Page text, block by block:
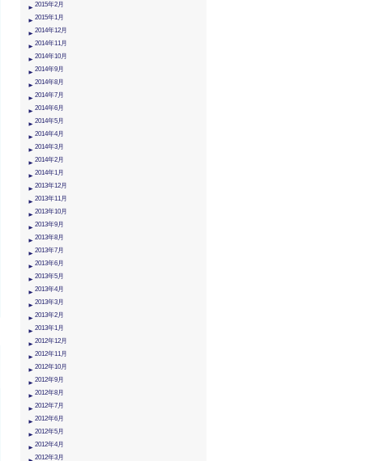
2015年2月
2015年1月
2014年12月
2014年11月
2014年10月
2014年9月
2014年8月
2014年7月
2014年6月
2014年5月
2014年4月
2014年3月
2014年2月
2014年1月
2013年12月
2013年11月
2013年10月
2013年9月
2013年8月
2013年7月
2013年6月
2013年5月
2013年4月
2013年3月
2013年2月
2013年1月
2012年12月
2012年11月
2012年10月
2012年9月
2012年8月
2012年7月
2012年6月
2012年5月
2012年4月
2012年3月